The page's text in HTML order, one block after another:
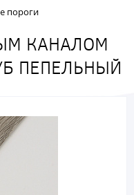
пороги
КАНАЛОМ
ПЕПЕЛЬНЫЙ